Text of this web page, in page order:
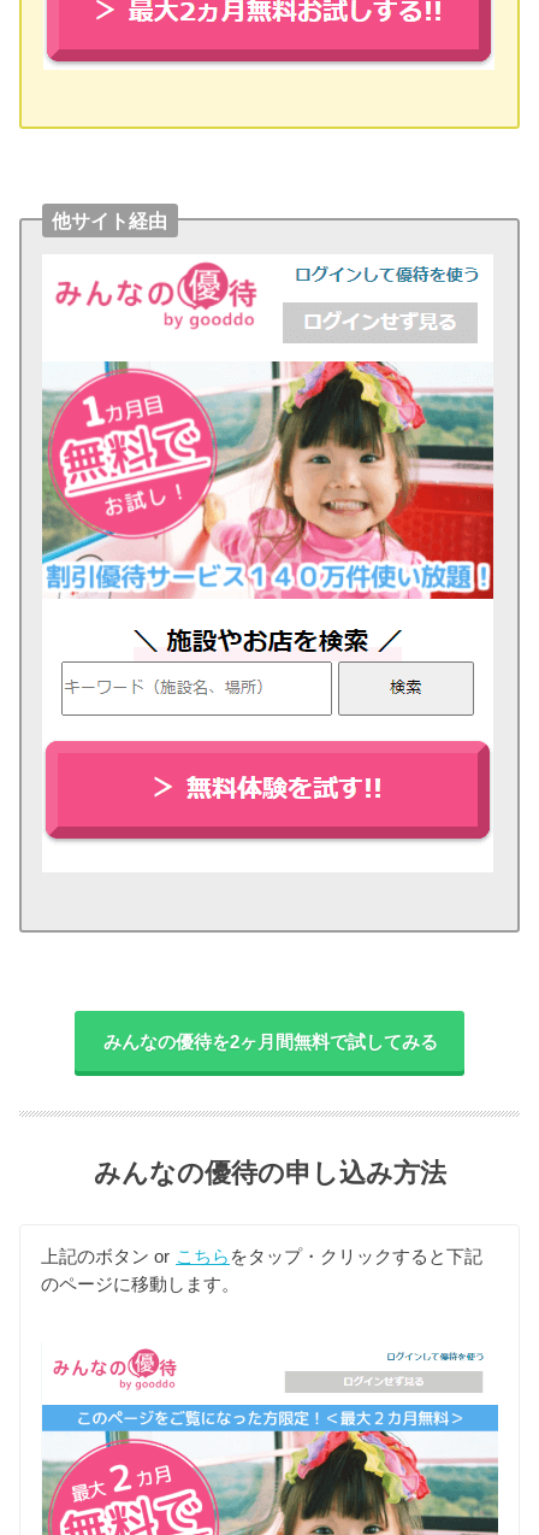
他サイト経由
みんなの優待を2ヶ月間無料で試してみる
みんなの優待の申し込み方法
上記のボタン or こちら をタップ・クリックすると下記
のページに移動します。